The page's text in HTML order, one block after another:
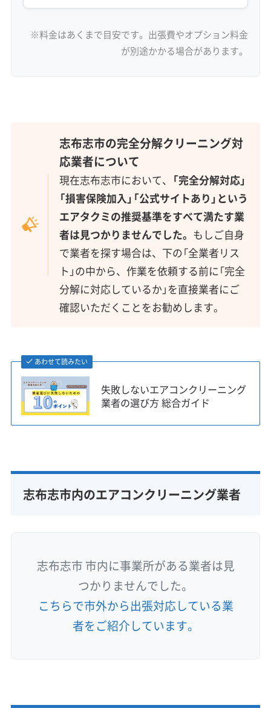
※料金はあくまで目安です。出張費やオプション料金
が別途かかる場合があります。
志布志市の完全分解クリーニング対
応業者について
現在志布志市において、 「完全分解対応」
「損害保険加入」「公式サイトあり」という
エアタクミの推奨基準をすべて満たす業
者は見つかりませんでした。 もしご自身
で業者を探す場合は、下の「全業者リス
ト」の中から、作業を依頼する前に「完全
分解に対応しているか」を直接業者にご
確認いただくことをお勧めします。
あわせて読みたい
失敗しないエアコンクリーニング
業者の選び方 総合ガイド
志布志市内のエアコンクリーニング業者
志布志市 市内に事業所がある業者は見
つかりませんでした。
こちらで市外から出張対応している業
者をご紹介しています。